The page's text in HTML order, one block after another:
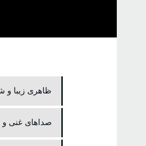
ظاهری زیبا و
صداهای غنی و